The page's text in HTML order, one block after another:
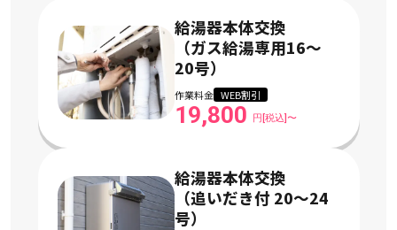
給湯器本体交換
（ガス給湯専用16〜
20号）
作業料金 WEB割引
19,800 円[税込]〜
給湯器本体交換
（追いだき付 20〜24
号）